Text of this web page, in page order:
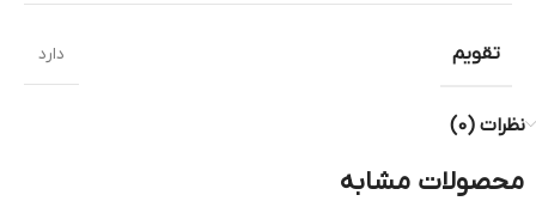
تقویم دارد
نظرات (0)
محصولات مشابه